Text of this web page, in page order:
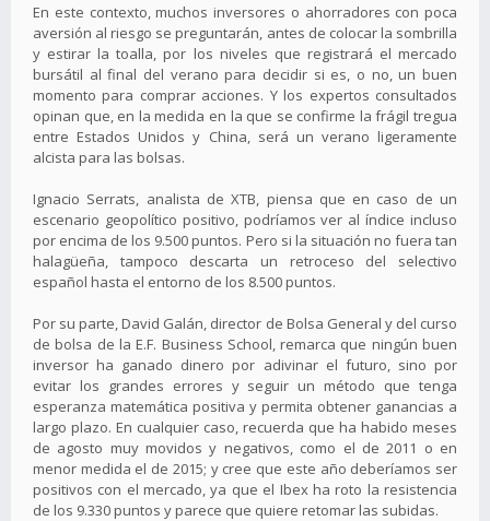
En este contexto, muchos inversores o ahorradores con poca
aversión al riesgo se preguntarán, antes de colocar la sombrilla
y estirar la toalla, por los niveles que registrará el mercado
bursátil al final del verano para decidir si es, o no, un buen
momento para comprar acciones. Y los expertos consultados
opinan que, en la medida en la que se confirme la frágil tregua
entre Estados Unidos y China, será un verano ligeramente
alcista para las bolsas.
Ignacio Serrats, analista de XTB, piensa que en caso de un
escenario geopolítico positivo, podríamos ver al índice incluso
por encima de los 9.500 puntos. Pero si la situación no fuera tan
halagüeña, tampoco descarta un retroceso del selectivo
español hasta el entorno de los 8.500 puntos.
Por su parte, David Galán, director de Bolsa General y del curso
de bolsa de la E.F. Business School, remarca que ningún buen
inversor ha ganado dinero por adivinar el futuro, sino por
evitar los grandes errores y seguir un método que tenga
esperanza matemática positiva y permita obtener ganancias a
largo plazo. En cualquier caso, recuerda que ha habido meses
de agosto muy movidos y negativos, como el de 2011 o en
menor medida el de 2015; y cree que este año deberíamos ser
positivos con el mercado, ya que el Ibex ha roto la resistencia
de los 9.330 puntos y parece que quiere retomar las subidas.